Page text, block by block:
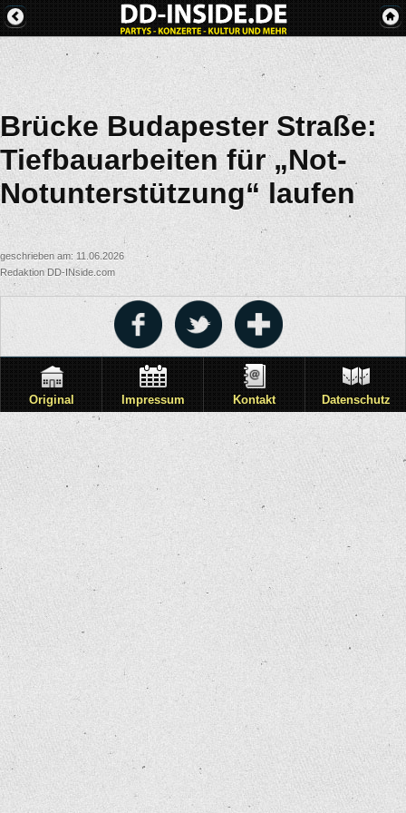
Brücke Budapester Straße:
Tiefbauarbeiten für „Not-
Notunterstützung“ laufen
geschrieben am: 11.06.2026
Redaktion DD-INside.com
Original Impressum Kontakt Datenschutz